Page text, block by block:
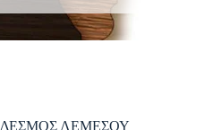
ΛΕΜΕΣΟΥ